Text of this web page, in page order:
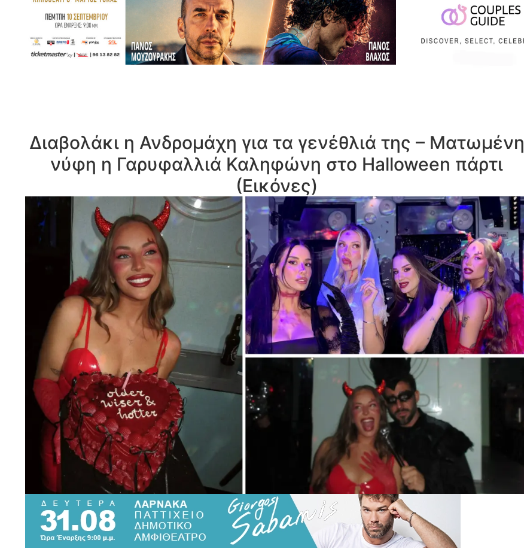
Διαβολάκι η Ανδρομάχη για τα γενέθλιά της – Ματωμένη
νύφη η Γαρυφαλλιά Καληφώνη στο Halloween πάρτι
(Εικόνες)